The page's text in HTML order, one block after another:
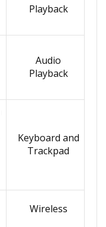
Playback
Audio
Playback
Keyboard and
Trackpad
Wireless